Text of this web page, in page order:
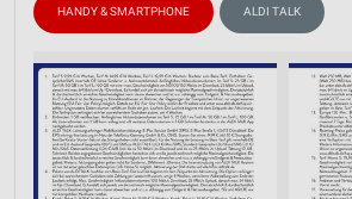
HANDY & SMARTPHONE ALDI TALK